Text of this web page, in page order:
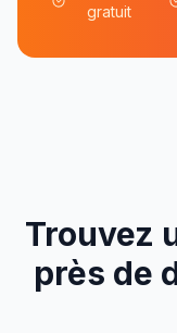
gratuit
Trouvez
près de